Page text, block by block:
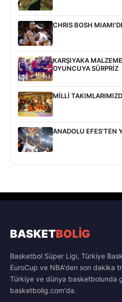
CHRIS BOSH
KARŞIYAKA
OYUNCUYA SÜRPRİZ
MİLLİ
ANADOLU EFES'TEN
BASKETBOLİG
Basketbol Süper Ligi, Türkiye
EuroCup ve NBA'den son dakika
Türkiye ve dünya basketbolunda
basketbolig.com'da.